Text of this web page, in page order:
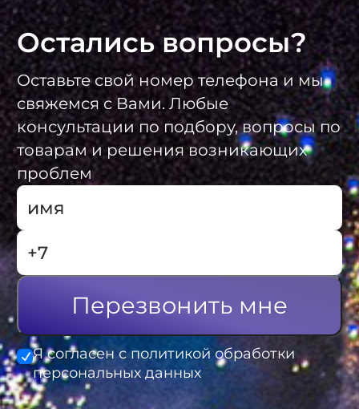
Остались вопросы?
Оставьте свой номер телефона и мы
свяжемся с Вами. Любые
консультации по подбору, вопросы по
товарам и решения возникающих
проблем
Перезвонить мне
Я согласен с политикой обработки
персональных данных